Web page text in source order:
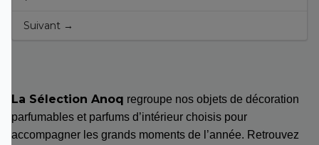
Suivant →
La Sélection Anoq regroupe nos objets de décoration
parfumables et parfums d’intérieur choisis pour
accompagner les grands moments de l’année. Retrouvez